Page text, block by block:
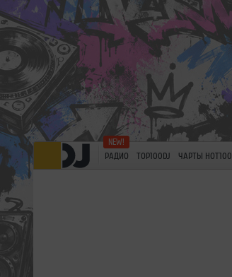
РАДИО TOP100DJ ЧАРТЫ HOT100